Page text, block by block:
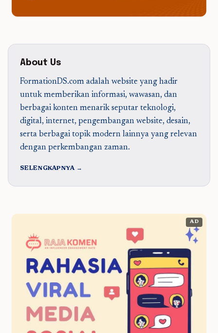
About Us
FormationDS.com adalah website yang hadir
untuk memberikan informasi, wawasan, dan
berbagai konten menarik seputar teknologi,
digital, internet, pengembangan website, desain,
serta berbagai topik modern lainnya yang relevan
dengan perkembangan zaman.
SELENGKAPNYA →
AD